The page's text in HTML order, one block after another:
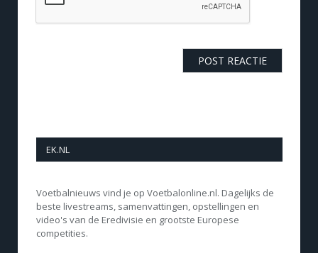
EK.NL
Voetbalnieuws vind je op Voetbalonline.nl. Dagelijks de
beste livestreams, samenvattingen, opstellingen en
video's van de Eredivisie en grootste Europese
competities.